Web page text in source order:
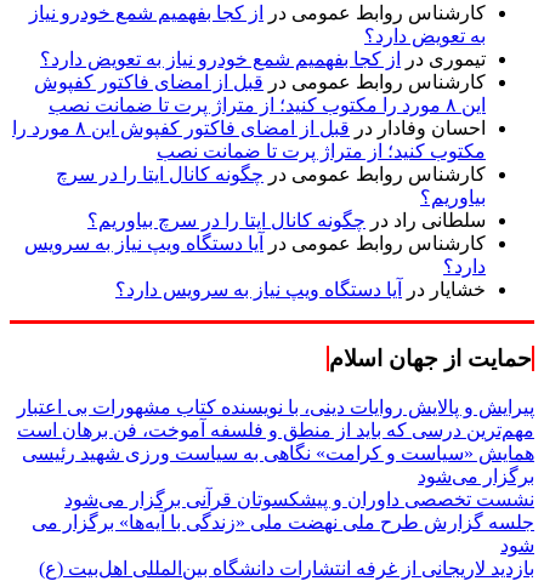
کارشناس روابط عمومی در
از کجا بفهمیم شمع خودرو نیاز
به تعویض دارد؟
تیموری در
از کجا بفهمیم شمع خودرو نیاز به تعویض دارد؟
کارشناس روابط عمومی در قبل از امضای فاکتور کفپوش
این ۸ مورد را مکتوب کنید؛ از متراژ پرت تا ضمانت نصب
احسان وفادار در
قبل از امضای فاکتور کفپوش این ۸ مورد را
مکتوب کنید؛ از متراژ پرت تا ضمانت نصب
کارشناس روابط عمومی در چگونه کانال ایتا را در سرچ
بیاوریم؟
سلطانی راد در چگونه کانال ایتا را در سرچ بیاوریم؟
کارشناس روابط عمومی در
آیا دستگاه ویپ نیاز به سرویس
دارد؟
خشایار در آیا دستگاه ویپ نیاز به سرویس دارد؟
حمایت از جهان اسلام
پیرایش و پالایش روایات دینی، با نویسنده کتاب مشهورات بی اعتبار
مهم‌ترین درسی که باید از منطق و فلسفه آموخت، فن برهان است
همایش «سیاست و کرامت» نگاهی به سیاست ورزی شهید رئیسی
برگزار می‌شود
نشست تخصصی داوران و پیشکسوتان قرآنی برگزار می‌شود
جلسه گزارش طرح ملی نهضت ملی «زندگی با آیه‌ها» برگزار می
شود
بازدید لاریجانی از غرفه انتشارات دانشگاه بین‌المللی اهل‌بیت (ع)